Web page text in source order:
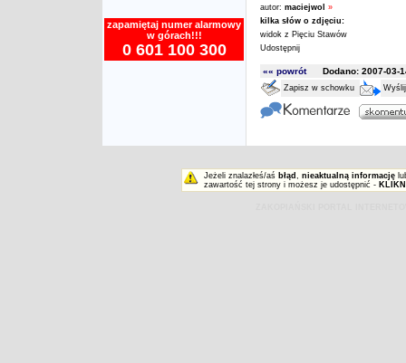
zapamiętaj numer alarmowy
w górach!!!
0 601 100 300
autor: maciejwol »
kilka słów o zdjęciu:
widok z Pięciu Stawów
Udostępnij
«« powrótDodano: 2007-03-
Zapisz w schowku
Jeżeli znalazłeś/aś błąd , nieaktualną informację
zawartość tej strony i możesz je udostępnić -